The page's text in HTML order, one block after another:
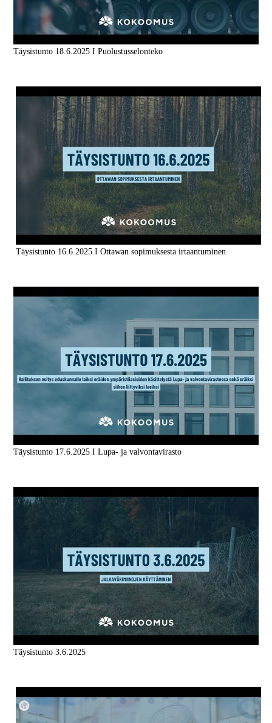
Täysistunto 18.6.2025 I Puolustusselonteko
Täysistunto 16.6.2025 I Ottawan sopimuksesta irtaantuminen
Täysistunto 17.6.2025 I Lupa- ja valvontavirasto
Täysistunto 3.6.2025